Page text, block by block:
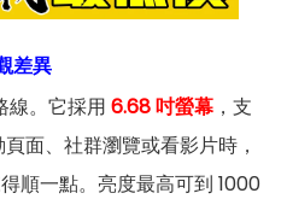
差異
線。它採用 6.68 吋螢幕 ，支
頁面、社群瀏覽或看影片時，
順一點。亮度最高可到 1000